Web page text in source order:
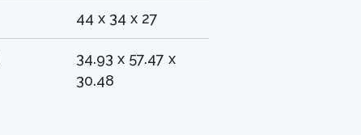
44 x 34 x 27
34.93 x 57.47 x
30.48